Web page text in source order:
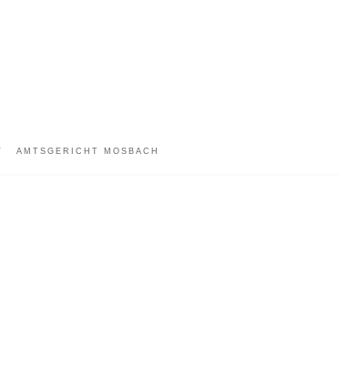
AMTSGERICHT MOSBACH